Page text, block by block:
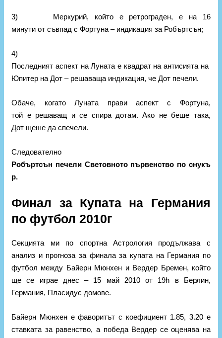
3) Меркурий, който е ретрограден, е на 16
минути от съвпад с Фортуна – индикация за Робъртсън;
4)
Последният аспект на Луната е квадрат на антисията на
Юпитер на Дот – решаваща индикация, че Дот печели.
Обаче, когато Луната прави аспект с Фортуна,
той е решаващ и се спира дотам. Ако не беше така,
Дот щеше да спечели.
Следователно
Робъртсън печели Световното първенство по снукъ
р.
Финал за Купата на Германия
по футбол 2010г
Секцията ми по спортна Астрология продължава с
анализ и прогноза за финала за купата на Германия по
футбол между Байерн Мюнхен и Вердер Бремен, който
ще се играе днес – 15 май 2010 от 19h в Берлин,
Германия, Пласидус домове.
Байерн Мюнхен е фаворитът с коефициент 1.85, 3.20 е
ставката за равенство, а победа Вердер се оценява на